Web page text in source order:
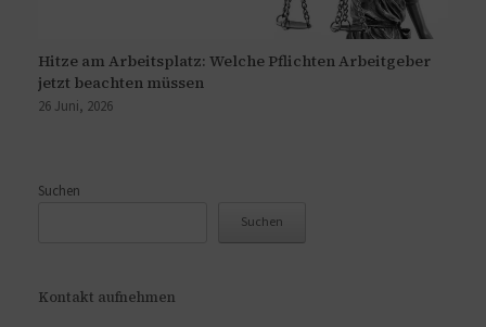
Hitze am Arbeitsplatz: Welche Pflichten Arbeitgeber
jetzt beachten müssen
26 Juni, 2026
Suchen
Suchen
Kontakt aufnehmen